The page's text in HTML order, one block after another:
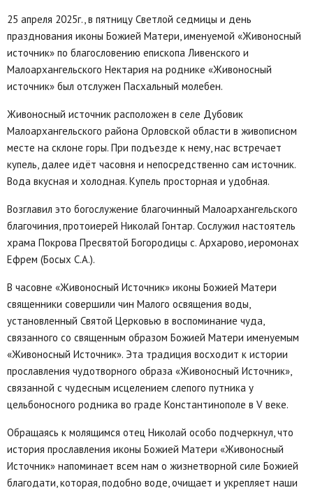
25 апреля 2025г., в пятницу Светлой седмицы и день
празднования иконы Божией Матери, именуемой «Живоносный
источник» по благословению епископа Ливенского и
Малоархангельского Нектария на роднике «Живоносный
источник» был отслужен Пасхальный молебен.
Живоносный источник расположен в селе Дубовик
Малоархангельского района Орловской области в живописном
месте на склоне горы. При подъезде к нему, нас встречает
купель, далее идёт часовня и непосредственно сам источник.
Вода вкусная и холодная. Купель просторная и удобная.
Возглавил это богослужение благочинный Малоархангельского
благочиния, протоиерей Николай Гонтар. Сослужил настоятель
храма Покрова Пресвятой Богородицы с. Архарово, иеромонах
Ефрем (Босых С.А.).
В часовне «Живоносный Источник» иконы Божией Матери
священники совершили чин Малого освящения воды,
установленный Святой Церковью в воспоминание чуда,
связанного со священным образом Божией Матери именуемым
«Живоносный Источник». Эта традиция восходит к истории
прославления чудотворного образа «Живоносный Источник»,
связанной с чудесным исцелением слепого путника у
цельбоносного родника во граде Константинополе в V веке.
Обращаясь к молящимся отец Николай особо подчеркнул, что
история прославления иконы Божией Матери «Живоносный
Источник» напоминает всем нам о жизнетворной силе Божией
благодати, которая, подобно воде, очищает и укрепляет наши